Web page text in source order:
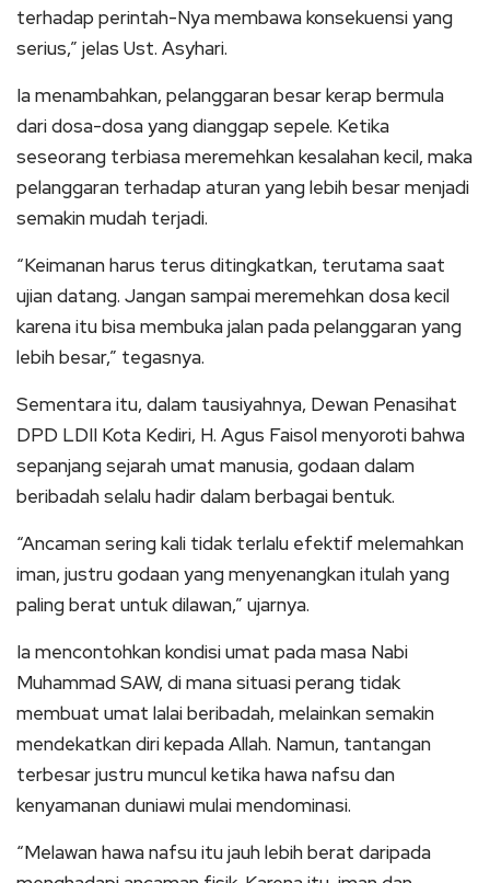
terhadap perintah-Nya membawa konsekuensi yang
serius,” jelas Ust. Asyhari.
Ia menambahkan, pelanggaran besar kerap bermula
dari dosa-dosa yang dianggap sepele. Ketika
seseorang terbiasa meremehkan kesalahan kecil, maka
pelanggaran terhadap aturan yang lebih besar menjadi
semakin mudah terjadi.
“Keimanan harus terus ditingkatkan, terutama saat
ujian datang. Jangan sampai meremehkan dosa kecil
karena itu bisa membuka jalan pada pelanggaran yang
lebih besar,” tegasnya.
Sementara itu, dalam tausiyahnya, Dewan Penasihat
DPD LDII Kota Kediri, H. Agus Faisol menyoroti bahwa
sepanjang sejarah umat manusia, godaan dalam
beribadah selalu hadir dalam berbagai bentuk.
“Ancaman sering kali tidak terlalu efektif melemahkan
iman, justru godaan yang menyenangkan itulah yang
paling berat untuk dilawan,” ujarnya.
Ia mencontohkan kondisi umat pada masa Nabi
Muhammad SAW, di mana situasi perang tidak
membuat umat lalai beribadah, melainkan semakin
mendekatkan diri kepada Allah. Namun, tantangan
terbesar justru muncul ketika hawa nafsu dan
kenyamanan duniawi mulai mendominasi.
“Melawan hawa nafsu itu jauh lebih berat daripada